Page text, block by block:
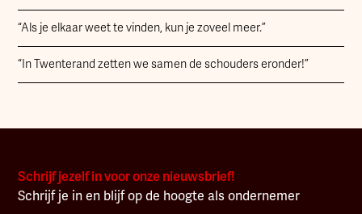
“Als je elkaar weet te vinden, kun je zoveel meer.”
“In Twenterand zetten we samen de schouders eronder!”
Schrijf jezelf in voor onze nieuwsbrief!
Schrijf je in en blijf op de hoogte als ondernemer